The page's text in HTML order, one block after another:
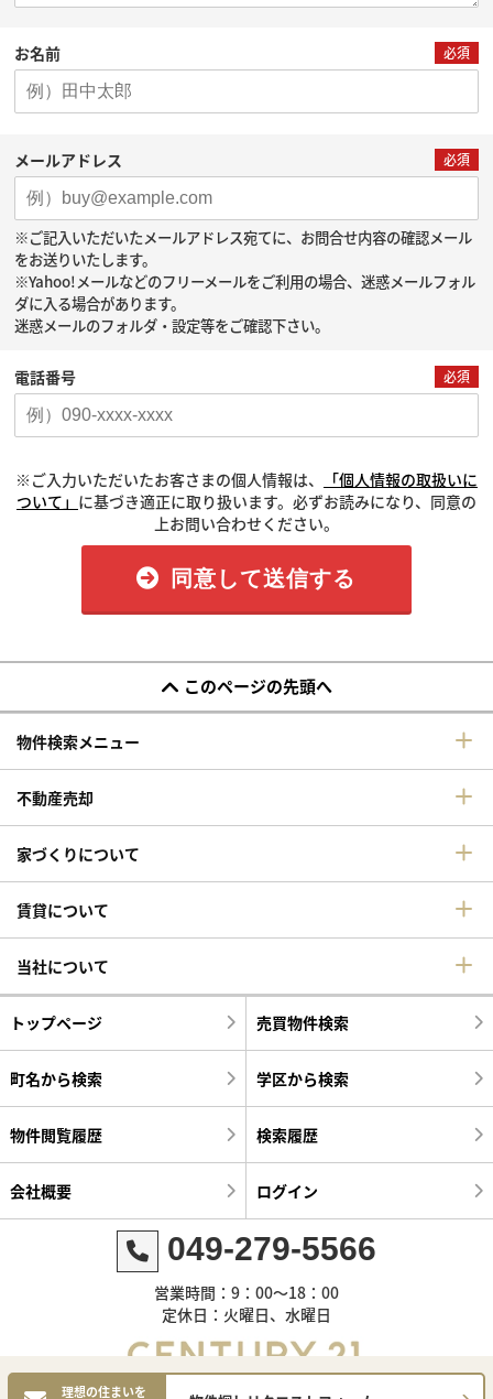
理想の住まいを
お名前 必須
メールアドレス 必須
※ご記入いただいたメールアドレス宛てに、お問合せ内容の確認メール
をお送りいたします。
※Yahoo!メールなどのフリーメールをご利用の場合、迷惑メールフォル
ダに入る場合があります。
迷惑メールのフォルダ・設定等をご確認下さい。
電話番号 必須
※ご入力いただいたお客さまの個人情報は、
「個人情報の取扱いに
ついて」 に基づき適正に取り扱います。必ずお読みになり、同意の
上お問い合わせください。
同意して送信する
このページの先頭へ
物件検索メニュー
不動産売却
家づくりについて
賃貸について
当社について
トップページ 売買物件検索
町名から検索 学区から検索
物件閲覧履歴 検索履歴
会社概要 ログイン
049-279-5566
営業時間：9：00～18：00
定休日：火曜日、水曜日